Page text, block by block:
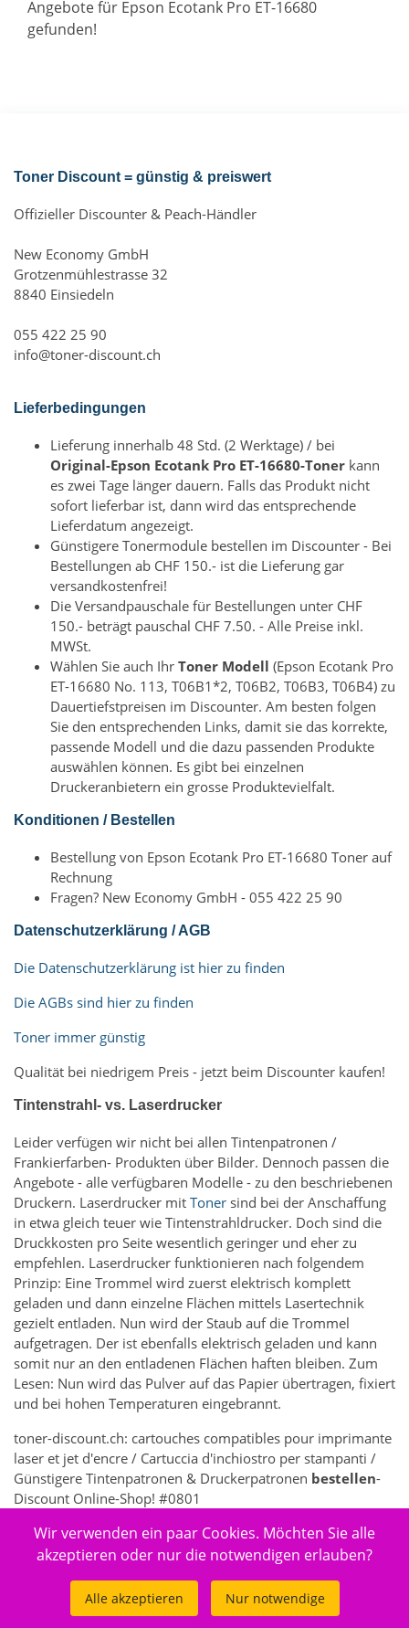
Angebote für Epson Ecotank Pro ET-16680
gefunden!
Toner Discount = günstig & preiswert
Offizieller Discounter & Peach-Händler
New Economy GmbH
Grotzenmühlestrasse 32
8840 Einsiedeln
055 422 25 90
info@toner-discount.ch
Lieferbedingungen
Lieferung innerhalb 48 Std. (2 Werktage) / bei
Original-Epson Ecotank Pro ET-16680-Toner kann
es zwei Tage länger dauern. Falls das Produkt nicht
sofort lieferbar ist, dann wird das entsprechende
Lieferdatum angezeigt.
Günstigere Tonermodule bestellen im Discounter - Bei
Bestellungen ab CHF 150.- ist die Lieferung gar
versandkostenfrei!
Die Versandpauschale für Bestellungen unter CHF
150.- beträgt pauschal CHF 7.50. - Alle Preise inkl.
MWSt.
Wählen Sie auch Ihr Toner Modell (Epson Ecotank Pro
ET-16680 No. 113, T06B1*2, T06B2, T06B3, T06B4) zu
Dauertiefstpreisen im Discounter. Am besten folgen
Sie den entsprechenden Links, damit sie das korrekte,
passende Modell und die dazu passenden Produkte
auswählen können. Es gibt bei einzelnen
Druckeranbietern ein grosse Produktevielfalt.
Konditionen / Bestellen
Bestellung von Epson Ecotank Pro ET-16680 Toner auf
Rechnung
Fragen? New Economy GmbH - 055 422 25 90
Datenschutzerklärung / AGB
Die Datenschutzerklärung ist hier zu finden
Die AGBs sind hier zu finden
Toner immer günstig
Qualität bei niedrigem Preis - jetzt beim Discounter kaufen!
Tintenstrahl- vs. Laserdrucker
Leider verfügen wir nicht bei allen Tintenpatronen /
Frankierfarben- Produkten über Bilder. Dennoch passen die
Angebote - alle verfügbaren Modelle - zu den beschriebenen
Druckern. Laserdrucker mit Toner sind bei der Anschaffung
in etwa gleich teuer wie Tintenstrahldrucker. Doch sind die
Druckkosten pro Seite wesentlich geringer und eher zu
empfehlen. Laserdrucker funktionieren nach folgendem
Prinzip: Eine Trommel wird zuerst elektrisch komplett
geladen und dann einzelne Flächen mittels Lasertechnik
gezielt entladen. Nun wird der Staub auf die Trommel
aufgetragen. Der ist ebenfalls elektrisch geladen und kann
somit nur an den entladenen Flächen haften bleiben. Zum
Lesen: Nun wird das Pulver auf das Papier übertragen, fixiert
und bei hohen Temperaturen eingebrannt.
toner-discount.ch: cartouches compatibles pour imprimante
laser et jet d'encre / Cartuccia d'inchiostro per stampanti /
Günstigere Tintenpatronen & Druckerpatronen bestellen-
Discount Online-Shop! #0801
7362 - Elektronik > Drucken, Kopieren, Scannen & Faxen >
Zubehör Drucker, Kopierer & Faxgeräte > Drucker-
Wir verwenden ein paar Cookies. Möchten Sie alle
akzeptieren oder nur die notwendigen erlauben?
Alle akzeptieren Nur notwendige